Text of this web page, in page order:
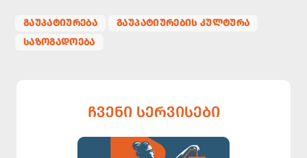
ᲒᲐᲣᲞᲐᲢᲘᲣᲠᲔᲑᲐ
ᲒᲐᲣᲞᲐᲢᲘᲣᲠᲔᲑᲘᲡ ᲙᲣᲚᲢᲣᲠᲐ
ᲡᲐᲖᲝᲒᲐᲓᲝᲔᲑᲐ
ᲩᲕᲔᲜᲘ ᲡᲔᲠᲕᲘᲡᲔᲑᲘ